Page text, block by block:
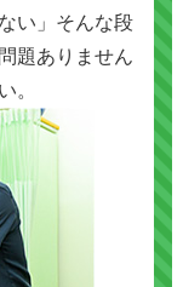
い」そんな段
題ありません
。